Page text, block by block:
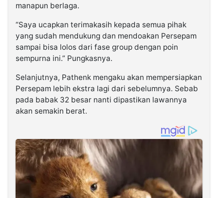
manapun berlaga.
“Saya ucapkan terimakasih kepada semua pihak
yang sudah mendukung dan mendoakan Persepam
sampai bisa lolos dari fase group dengan poin
sempurna ini.” Pungkasnya.
Selanjutnya, Pathenk mengaku akan mempersiapkan
Persepam lebih ekstra lagi dari sebelumnya. Sebab
pada babak 32 besar nanti dipastikan lawannya
akan semakin berat.